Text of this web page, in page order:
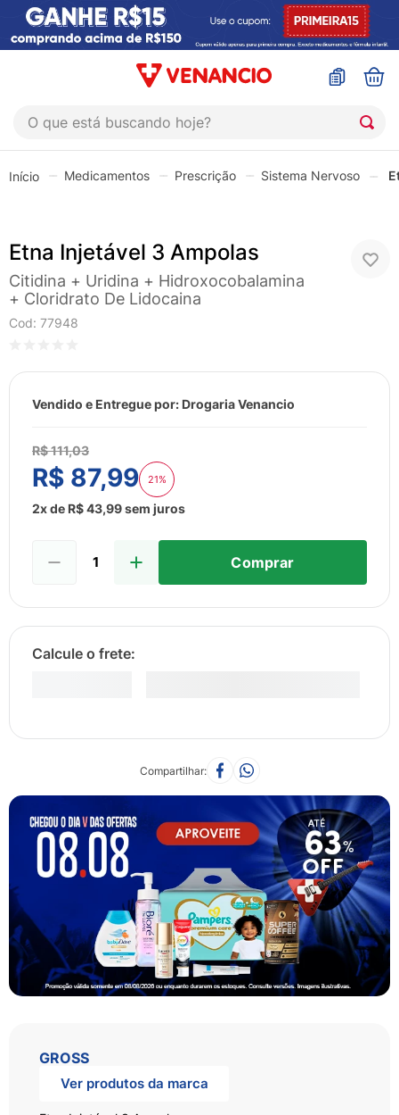
O que está buscando hoje?
Medicamentos Prescrição Sistema Nervoso
Etna Injetável 3 Ampolas
Citidina + Uridina + Hidroxocobalamina
+ Cloridrato De Lidocaina
Cod: 77948
Vendido e Entregue por: Drogaria Venancio
R$111,03
R$ 87,99 21%
2x de R$43,99sem juros
Comprar
Compartilhar
GROSS
Ver produtos da marca
1º
coristina
3 º
admuc
4º
fly gotas
5
protetor solar
7º
shampoo
8º
esmalte
10º fralda